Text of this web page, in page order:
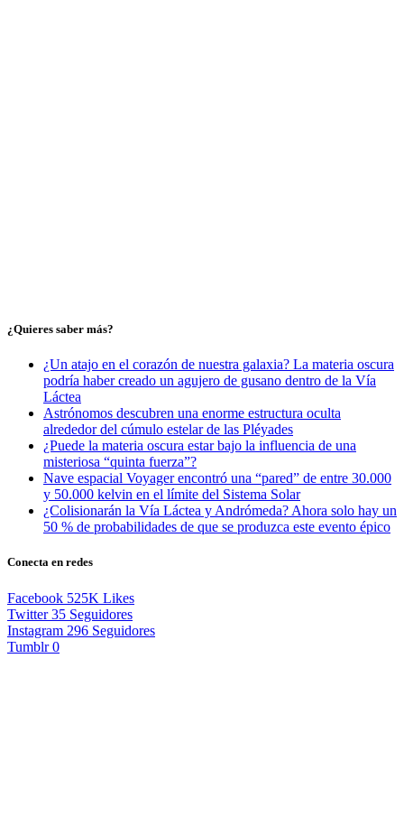
¿Quieres saber más?
¿Un atajo en el corazón de nuestra galaxia? La materia oscura
podría haber creado un agujero de gusano dentro de la Vía
Láctea
Astrónomos descubren una enorme estructura oculta
alrededor del cúmulo estelar de las Pléyades
¿Puede la materia oscura estar bajo la influencia de una
misteriosa “quinta fuerza”?
Nave espacial Voyager encontró una “pared” de entre 30.000
y 50.000 kelvin en el límite del Sistema Solar
¿Colisionarán la Vía Láctea y Andrómeda? Ahora solo hay un
50 % de probabilidades de que se produzca este evento épico
Conecta en redes
Facebook 525K Likes
Twitter 35 Seguidores
Instagram 296 Seguidores
Tumblr 0